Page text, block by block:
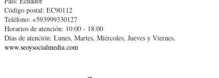
Código postal: EC90112
Teléfono: +593999330127
Horarios de atención: 10:00 - 18:00
Días de atención: Lunes, Martes, Miércoles, Jueves y Viernes.
www.seoysocialmedia.com